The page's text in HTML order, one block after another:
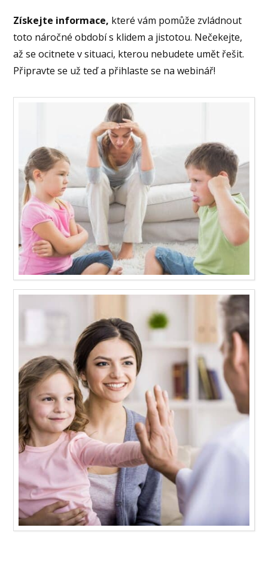
Získejte informace, které vám pomůže zvládnout
toto náročné období s klidem a jistotou. Nečekejte,
až se ocitnete v situaci, kterou nebudete umět řešit.
Připravte se už teď a přihlaste se na webinář!